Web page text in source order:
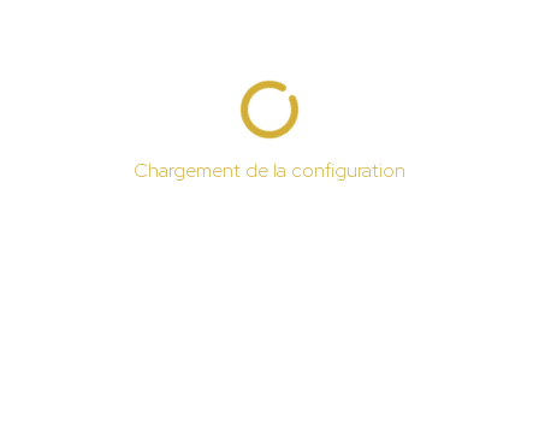
Chargement de la configuration